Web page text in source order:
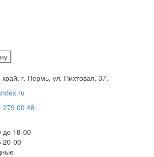
г. Пермь, ул. Пихтовая, 37.
279 00 46
до 18-00
20-00